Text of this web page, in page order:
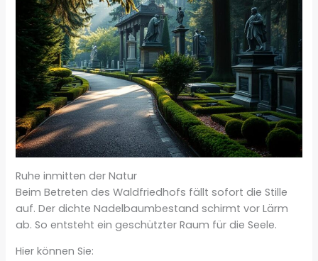
Ruhe inmitten der Natur
Beim Betreten des Waldfriedhofs fällt sofort die Stille
auf. Der dichte Nadelbaumbestand schirmt vor Lärm
ab. So entsteht ein geschützter Raum für die Seele.
Hier können Sie: